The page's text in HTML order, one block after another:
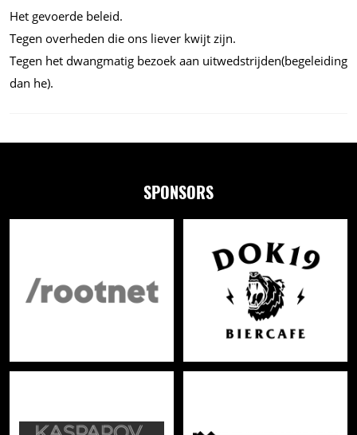
Het gevoerde beleid.
Tegen overheden die ons liever kwijt zijn.
Tegen het dwangmatig bezoek aan uitwedstrijden(begeleiding
dan he).
SPONSORS